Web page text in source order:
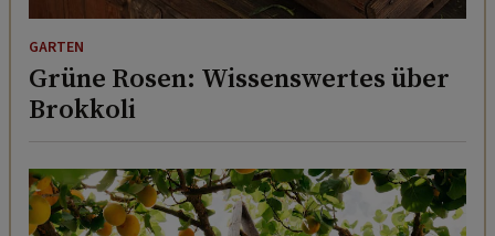
GARTEN
Grüne Rosen: Wissenswertes über
Brokkoli